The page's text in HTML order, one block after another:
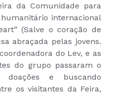
da Comunidade para
internacional
(Salve o coração de
abraçada pelas jovens.
do Lev, e as
do grupo passaram o
doações e buscando
os visitantes da Feira,